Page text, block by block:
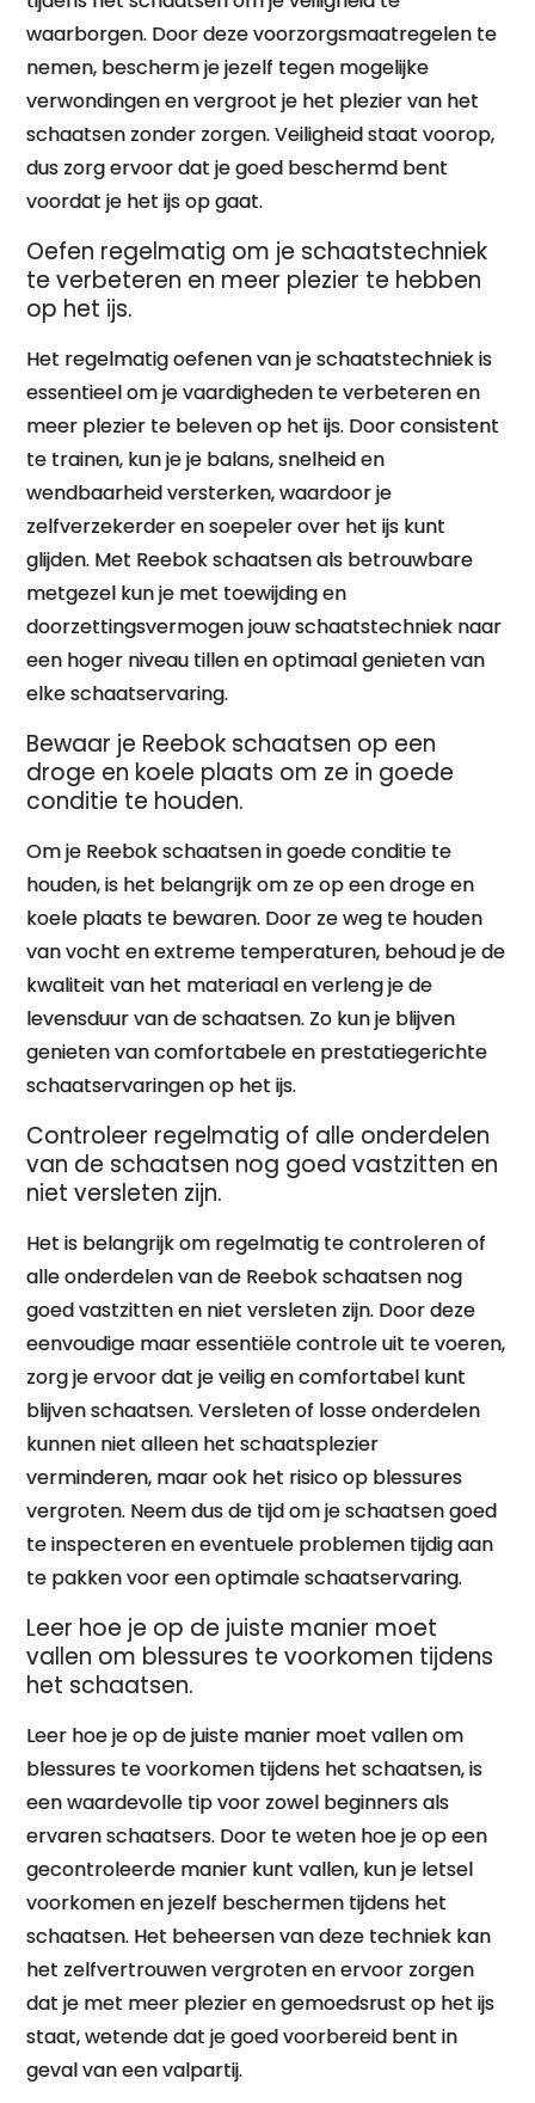
waarborgen. Door deze voorzorgsmaatregelen te
nemen, bescherm je jezelf tegen mogelijke
verwondingen en vergroot je het plezier van het
schaatsen zonder zorgen. Veiligheid staat voorop,
dus zorg ervoor dat je goed beschermd bent
voordat je het ijs op gaat.
Oefen regelmatig om je schaatstechniek
te verbeteren en meer plezier te hebben
op het ijs.
Het regelmatig oefenen van je schaatstechniek is
essentieel om je vaardigheden te verbeteren en
meer plezier te beleven op het ijs. Door consistent
te trainen, kun je je balans, snelheid en
wendbaarheid versterken, waardoor je
zelfverzekerder en soepeler over het ijs kunt
glijden. Met Reebok schaatsen als betrouwbare
metgezel kun je met toewijding en
doorzettingsvermogen jouw schaatstechniek naar
een hoger niveau tillen en optimaal genieten van
elke schaatservaring.
Bewaar je Reebok schaatsen op een
droge en koele plaats om ze in goede
conditie te houden.
Om je Reebok schaatsen in goede conditie te
houden, is het belangrijk om ze op een droge en
koele plaats te bewaren. Door ze weg te houden
van vocht en extreme temperaturen, behoud je de
kwaliteit van het materiaal en verleng je de
levensduur van de schaatsen. Zo kun je blijven
genieten van comfortabele en prestatiegerichte
schaatservaringen op het ijs.
Controleer regelmatig of alle onderdelen
van de schaatsen nog goed vastzitten en
niet versleten zijn.
Het is belangrijk om regelmatig te controleren of
alle onderdelen van de Reebok schaatsen nog
goed vastzitten en niet versleten zijn. Door deze
eenvoudige maar essentiële controle uit te voeren,
zorg je ervoor dat je veilig en comfortabel kunt
blijven schaatsen. Versleten of losse onderdelen
kunnen niet alleen het schaatsplezier
verminderen, maar ook het risico op blessures
vergroten. Neem dus de tijd om je schaatsen goed
te inspecteren en eventuele problemen tijdig aan
te pakken voor een optimale schaatservaring.
Leer hoe je op de juiste manier moet
vallen om blessures te voorkomen tijdens
het schaatsen.
Leer hoe je op de juiste manier moet vallen om
blessures te voorkomen tijdens het schaatsen, is
een waardevolle tip voor zowel beginners als
ervaren schaatsers. Door te weten hoe je op een
gecontroleerde manier kunt vallen, kun je letsel
voorkomen en jezelf beschermen tijdens het
schaatsen. Het beheersen van deze techniek kan
het zelfvertrouwen vergroten en ervoor zorgen
dat je met meer plezier en gemoedsrust op het ijs
staat, wetende dat je goed voorbereid bent in
geval van een valpartij.